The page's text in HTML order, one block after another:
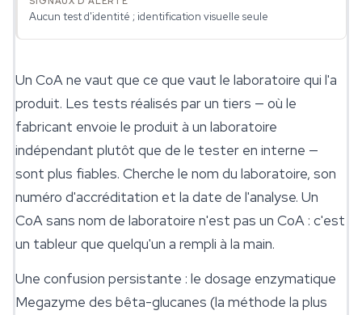
Aucun test d'identité ; identification visuelle seule
Un CoA ne vaut que ce que vaut le laboratoire qui l'a
produit. Les tests réalisés par un tiers — où le
fabricant envoie le produit à un laboratoire
indépendant plutôt que de le tester en interne —
sont plus fiables. Cherche le nom du laboratoire, son
numéro d'accréditation et la date de l'analyse. Un
CoA sans nom de laboratoire n'est pas un CoA : c'est
un tableur que quelqu'un a rempli à la main.
Une confusion persistante : le dosage enzymatique
Megazyme des bêta-glucanes (la méthode la plus